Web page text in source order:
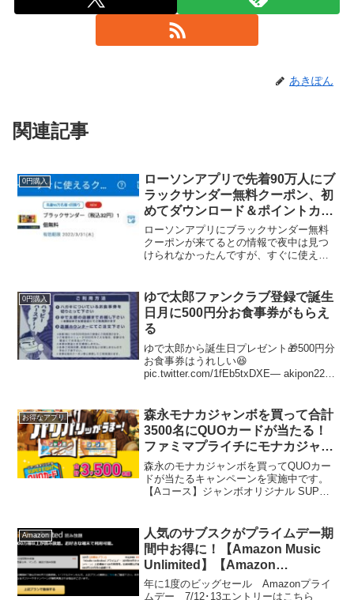
あきぽん
関連記事
0円購入
ローソンアプリで先着90万人にブ
ラックサンダー無料クーポン、初
めてダウンロード＆ポイントカー
ド連携でマチカフェドリンク無料
引換券もらえる
ローソンアプリにブラックサンダー無料
クーポンが来てるとの情報で夜中は見つ
けられなかったんですが、すぐに使える
した～先着90万人にプレゼントです。2月
の先着プレゼントはな...
0円購入
ゆで太郎ファンクラブ登録で誕生
日月に500円分お食事券がもらえ
る
ゆで太郎から誕生日プレゼント🎁500円分
お食事券はうれしい😆
pic.twitter.com/1fEb5txDXE— akipon229
にバー...
お得なアプリ
森永モナカジャンボを買って合計
3500名にQUOカードが当たる！
ファミマプライチにモナカジャン
ボあり（4/7まで）
森永のモナカジャンボを買ってQUOカー
ドが当たるキャンペーンを実施中です。
【Aコース】ジャンボオリジナル SUPER
QUOカード10,000円分 5個購...
Amazon
人気のサブスクがプライムデー期
間中お得に！【Amazon Music
Unlimited】【Amazon
Audible（オーディブル）】
【Kindle Unlimited】
年に1度のビッグセール Amazonプライ
ムデー 7/12･13エントリーはこちら